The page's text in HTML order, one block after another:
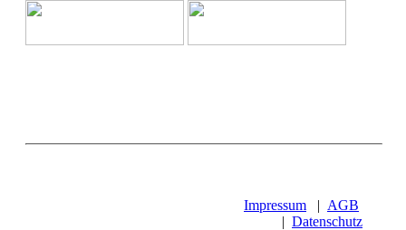
Impressum | AGB
| Datenschutz